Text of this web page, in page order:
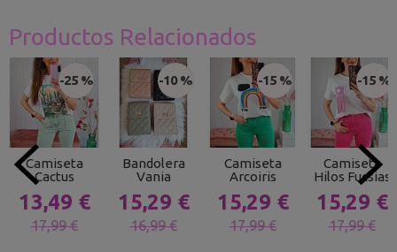
Productos Relacionados
-25 %
Camiseta
Cactus
13,49 €
17,99 €
-10 %
Bandolera
Vania
15,29 €
16,99 €
-15 %
Camiseta
Arcoiris
15,29 €
17,99 €
-15 %
Camiseta
Hilos Fucsias
15,29 €
17,99 €